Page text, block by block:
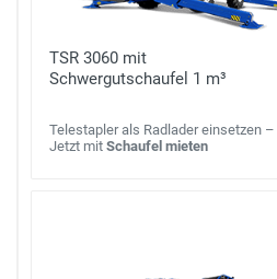
TSR 3060 mit
Schwergutschaufel 1 m³
Telestapler als Radlader einsetzen –
Jetzt mit Schaufel mieten